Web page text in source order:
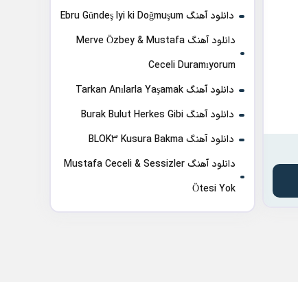
دانلود آهنگ Ebru Gündeş Iyi ki Doğmuşum
دانلود آهنگ Merve Özbey & Mustafa
Ceceli Duramıyorum
دانلود آهنگ Tarkan Anılarla Yaşamak
دانلود آهنگ Burak Bulut Herkes Gibi
دانلود آهنگ BLOK3 Kusura Bakma
دانلود آهنگ Mustafa Ceceli & Sessizler
Ötesi Yok